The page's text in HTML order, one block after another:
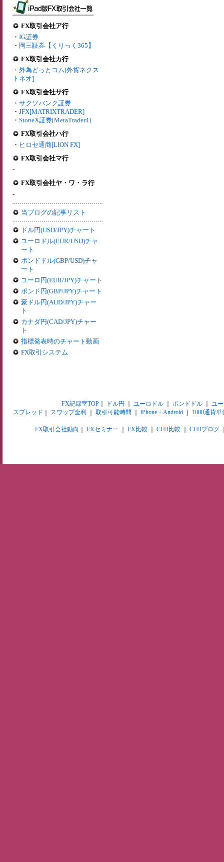
FX取引会社ア行
・ IG証券
・ 岡三証券【くりっく365】
FX取引会社カ行
・ 外為どっとコム[外貨ネクス
トネオ]
FX取引会社サ行
・ サクソバンク証券
・ JFX[MATRIXTRADER]
・ StoneX証券[MetaTrader4]
FX取引会社ハ行
・ ヒロセ通商[LION FX]
FX取引会社マ行
-
FX取引会社ヤ・ワ・ラ行
-
当ブログの記事リスト
ドル円(USD/JPY)チャート
ユーロドル(EUR/USD)チャ
ート
ポンドドル(GBP/USD)チャ
ート
ユーロ円(EUR/JPY)チャート
ポンド円(GBP/JPY)チャート
豪ドル円(AUD/JPY)チャー
ト
カナダ円(CAD/JPY)チャー
ト
指標発表時のチャート動画
FX取引システム
FX記録室TOP｜ ドル円 ユーロドル｜ ポンドドル｜ ユ
スプレッド
スワップ金利 取引可能時間 iPhone・Android 1000通貨単
FX取引会社動向 FXセミナー FX比較 CFD比較 CFDブログ